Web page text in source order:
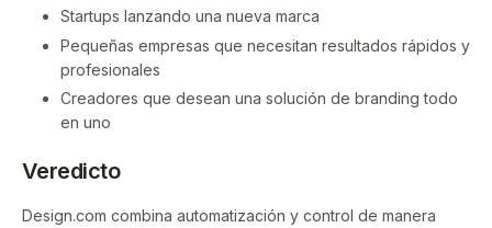
Startups lanzando una nueva marca
Pequeñas empresas que necesitan resultados rápidos y
profesionales
Creadores que desean una solución de branding todo
en uno
Veredicto
Design.com combina automatización y control de manera